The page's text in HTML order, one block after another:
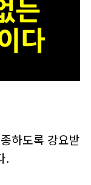
하도록 강요받
.